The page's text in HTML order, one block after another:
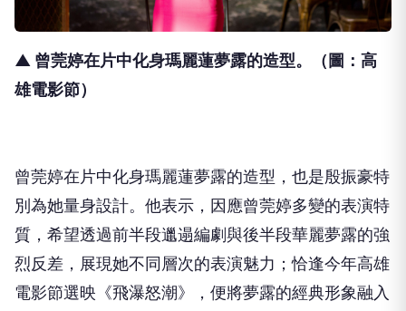
▲ 曾莞婷在片中化身瑪麗蓮夢露的造型。（圖：高
雄電影節）
曾莞婷在片中化身瑪麗蓮夢露的造型， 也是殷振豪特
別為她量身設計。他表示， 因應曾莞婷多變的表演特
質， 希望透過前半段邋遢編劇與後半段華麗夢露的強
烈反差， 展現她不同層次的表演魅力；恰逢今年高雄
電影節選映《飛瀑怒潮》
，便將夢露的經典形象融入